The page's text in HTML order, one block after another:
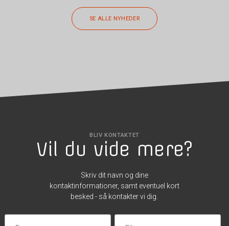
SE ALLE NYHEDER
BLIV KONTAKTET
Vil du vide mere?
Skriv dit navn og dine
kontaktinformationer, samt eventuel kort
besked - så kontakter vi dig.